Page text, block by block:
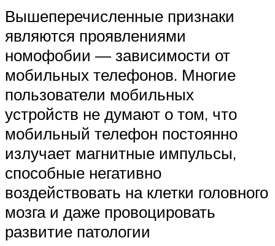
Вышеперечисленные признаки
являются проявлениями
номофобии — зависимости от
мобильных телефонов. Многие
пользователи мобильных
устройств не думают о том, что
мобильный телефон постоянно
излучает магнитные импульсы,
способные негативно
воздействовать на клетки головного
мозга и даже провоцировать
развитие патологии